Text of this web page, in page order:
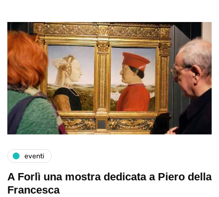
eventi
A Forlì una mostra dedicata a Piero della
Francesca